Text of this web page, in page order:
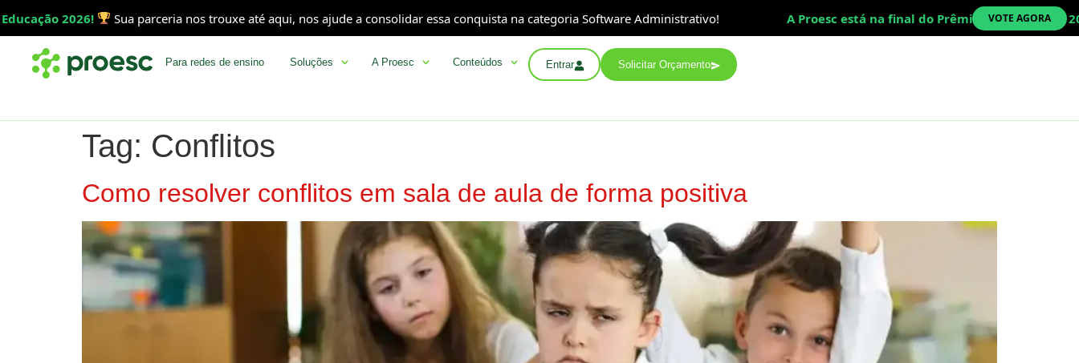
2026! Sua parceria nos trouxe até aqui, nos ajude a consolidar essa conquista na categoria Software Administrativo! A Proesc está na final do Prêmio Top Educação
VOTE AGORA
Para redes de ensino Soluções A Proesc Conteúdos Entrar Solicitar Orçamento
Tag: Conflitos
Como resolver conflitos em sala de aula de forma positiva